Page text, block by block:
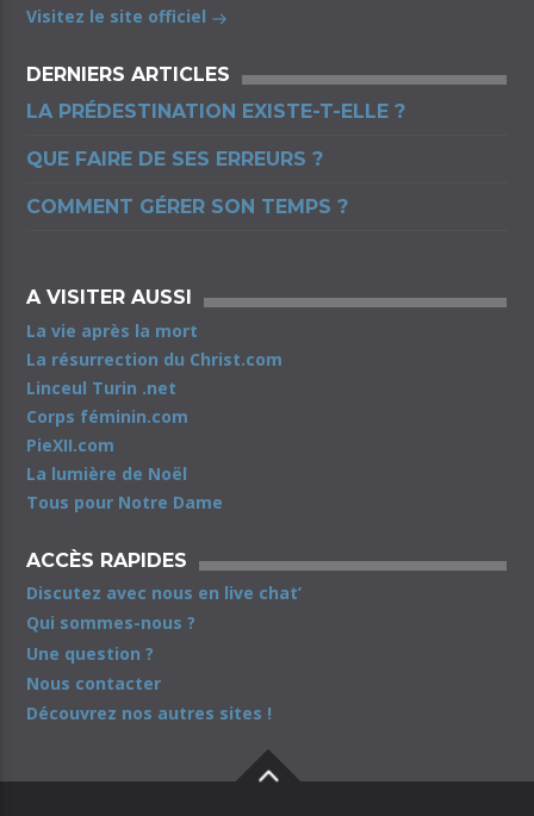
Visitez le site officiel
DERNIERS ARTICLES
LA PRÉDESTINATION EXISTE-T-ELLE ?
QUE FAIRE DE SES ERREURS ?
COMMENT GÉRER SON TEMPS ?
A VISITER AUSSI
La vie après la mort
La résurrection du Christ.com
Linceul Turin .net
Corps féminin.com
PieXII.com
La lumière de Noël
Tous pour Notre Dame
ACCÈS RAPIDES
Discutez avec nous en live chat’
Qui sommes-nous ?
Une question ?
Nous contacter
Découvrez nos autres sites !